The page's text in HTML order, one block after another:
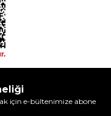
için e-bültenimize abone